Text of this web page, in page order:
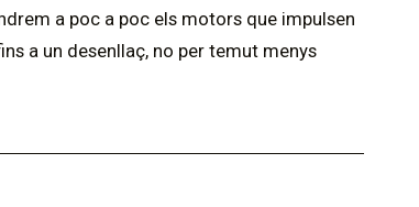
a poc a poc els motors que impulsen
a un desenllaç, no per temut menys